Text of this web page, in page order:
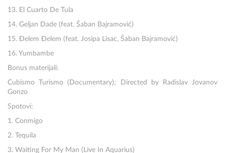
13. El Cuarto De Tula
14. Geljan Dade (feat. Šaban Bajramović)
15. Đelem Đelem (feat. Josipa Lisac, Šaban Bajramović)
16. Yumbambe
Bonus materijali:
Cubismo Turismo (Documentary); Directed by Radislav Jovanov
Gonzo
Spotovi:
1. Conmigo
2. Tequila
3. Waiting For My Man (Live In Aquarius)